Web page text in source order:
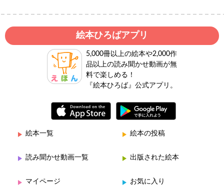
絵本ひろばアプリ
5,000冊以上の絵本や2,000作
品以上の読み聞かせ動画が無
料で楽しめる！
『絵本ひろば』公式アプリ。
絵本一覧 絵本の投稿
読み聞かせ動画一覧 出版された絵本
マイページ お気に入り